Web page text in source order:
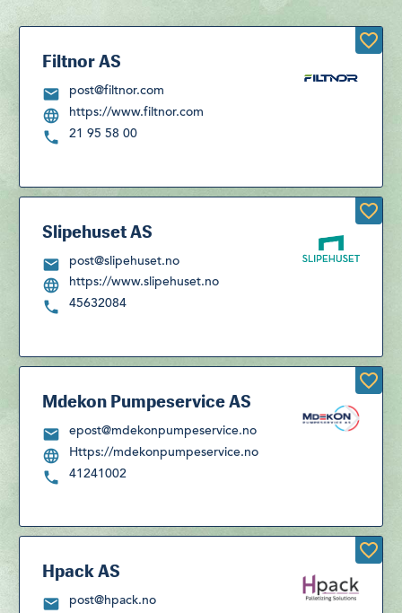
Filtnor AS
post@filtnor.com
https://www.filtnor.com
21 95 58 00
Slipehuset AS
post@slipehuset.no
https://www.slipehuset.no
45632084
Mdekon Pumpeservice AS
epost@mdekonpumpeservice.no
Https://mdekonpumpeservice.no
41241002
Hpack AS
post@hpack.no